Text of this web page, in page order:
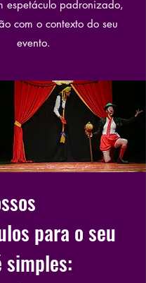
espetáculo padronizado,
com o contexto do seu
evento.
para o seu
simples: